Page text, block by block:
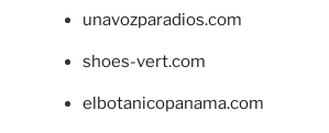
unavozparadios.com
shoes-vert.com
elbotanicopanama.com